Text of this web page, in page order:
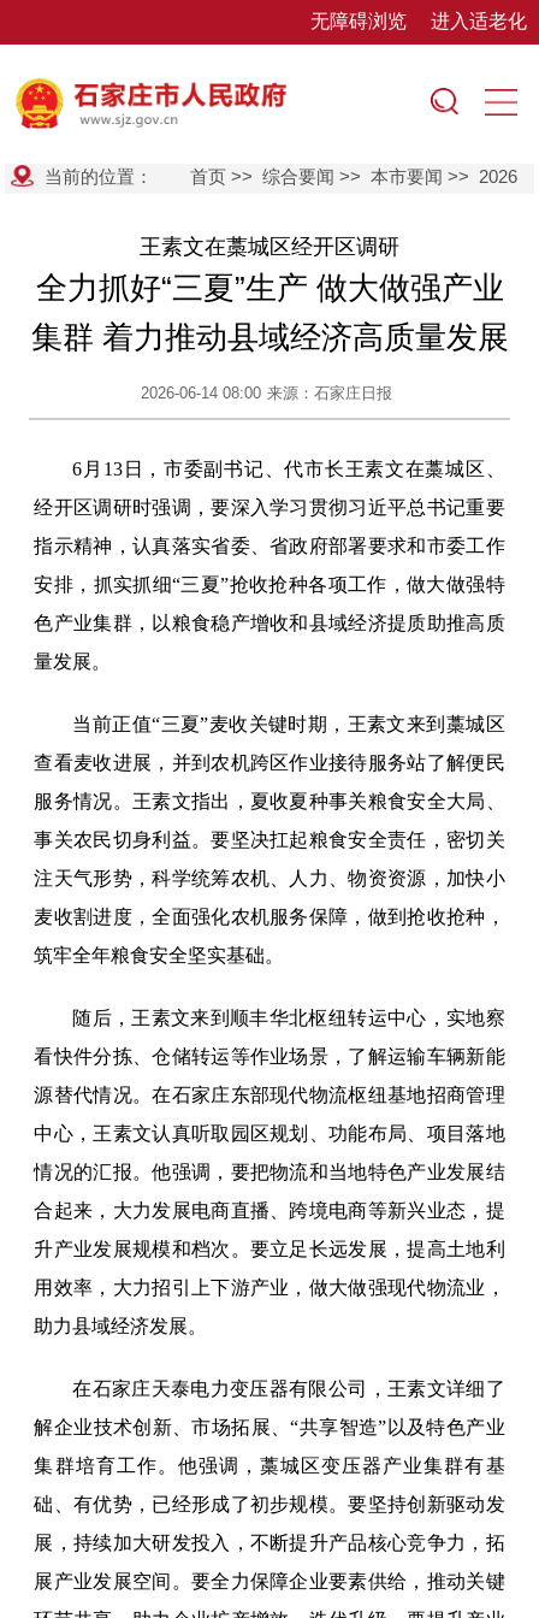
无障碍浏览 进入适老化
当前的位置： 首页 >>综合要闻 >>本市要闻 >> 2026
王素文在藁城区经开区调研
全力抓好“三夏”生产 做大做强产业
集群 着力推动县域经济高质量发展
2026-06-14 08:00 来源：石家庄日报
6月13日，市委副书记、代市长王素文在藁城区、
经开区调研时强调，要深入学习贯彻习近平总书记重要
指示精神，认真落实省委、省政府部署要求和市委工作
安排，抓实抓细“三夏”抢收抢种各项工作，做大做强特
色产业集群，以粮食稳产增收和县域经济提质助推高质
量发展。
当前正值“三夏”麦收关键时期，王素文来到藁城区
查看麦收进展，并到农机跨区作业接待服务站了解便民
服务情况。王素文指出，夏收夏种事关粮食安全大局、
事关农民切身利益。要坚决扛起粮食安全责任，密切关
注天气形势，科学统筹农机、人力、物资资源，加快小
麦收割进度，全面强化农机服务保障，做到抢收抢种，
筑牢全年粮食安全坚实基础。
随后，王素文来到顺丰华北枢纽转运中心，实地察
看快件分拣、仓储转运等作业场景，了解运输车辆新能
源替代情况。在石家庄东部现代物流枢纽基地招商管理
中心，王素文认真听取园区规划、功能布局、项目落地
情况的汇报。他强调，要把物流和当地特色产业发展结
合起来，大力发展电商直播、跨境电商等新兴业态，提
升产业发展规模和档次。要立足长远发展，提高土地利
用效率，大力招引上下游产业，做大做强现代物流业，
助力县域经济发展。
在石家庄天泰电力变压器有限公司，王素文详细了
解企业技术创新、市场拓展、“共享智造”以及特色产业
集群培育工作。他强调，藁城区变压器产业集群有基
础、有优势，已经形成了初步规模。要坚持创新驱动发
展，持续加大研发投入，不断提升产品核心竞争力，拓
展产业发展空间。要全力保障企业要素供给，推动关键